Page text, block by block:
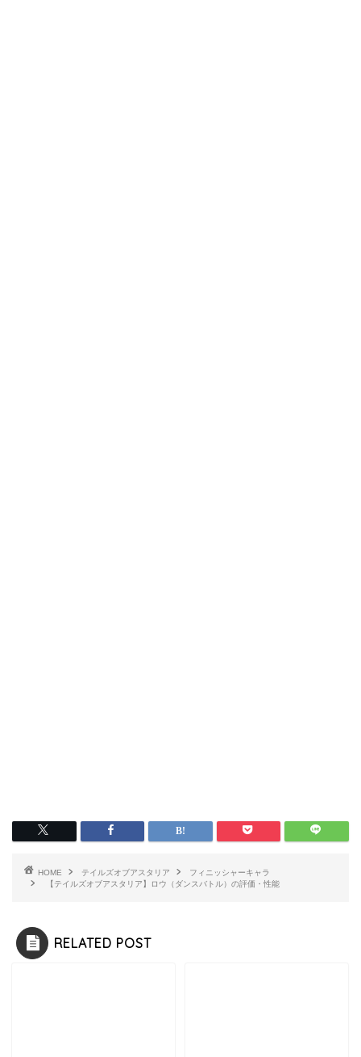
HOME テイルズオブアスタリア
フィニッシャーキャラ
【テイルズオブアスタリア】ロウ（ダンスバトル）の評価・性能
RELATED POST